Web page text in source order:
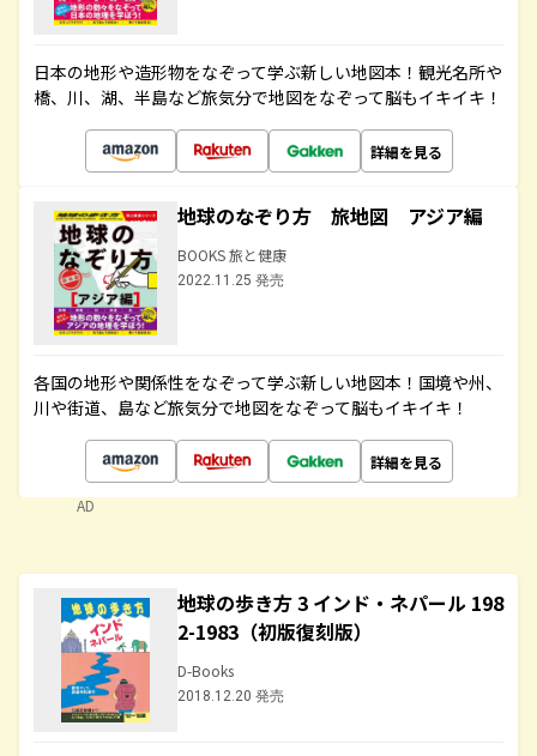
日本の地形や造形物をなぞって学ぶ新しい地図本！観光名所や
橋、川、湖、半島など旅気分で地図をなぞって脳もイキイキ！
詳細を見る
地球のなぞり方 旅地図 アジア編
BOOKS 旅と健康
2022.11.25 発売
各国の地形や関係性をなぞって学ぶ新しい地図本！国境や州、
川や街道、島など旅気分で地図をなぞって脳もイキイキ！
詳細を見る
AD
地球の歩き方 3 インド・ネパール 198
2-1983（初版復刻版）
D-Books
2018.12.20 発売